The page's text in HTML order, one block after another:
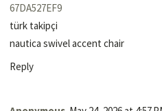
67DA527EF9
türk takipçi
nautica swivel accent chair
Reply